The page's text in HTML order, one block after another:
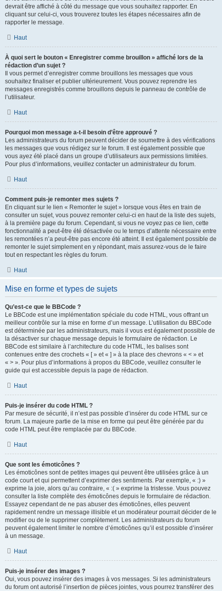
devrait être affiché à côté du message que vous souhaitez rapporter. En
cliquant sur celui-ci, vous trouverez toutes les étapes nécessaires afin de
rapporter le message.
Haut
À quoi sert le bouton « Enregistrer comme brouillon » affiché lors de la
rédaction d’un sujet ?
Il vous permet d’enregistrer comme brouillons les messages que vous
souhaitez finaliser et publier ultérieurement. Vous pouvez reprendre les
messages enregistrés comme brouillons depuis le panneau de contrôle de
l’utilisateur.
Haut
Pourquoi mon message a-t-il besoin d’être approuvé ?
Les administrateurs du forum peuvent décider de soumettre à des vérifications
les messages que vous rédigez sur le forum. Il est également possible que
vous ayez été placé dans un groupe d’utilisateurs aux permissions limitées.
Pour plus d’informations, veuillez contacter un administrateur du forum.
Haut
Comment puis-je remonter mes sujets ?
En cliquant sur le lien « Remonter le sujet » lorsque vous êtes en train de
consulter un sujet, vous pouvez remonter celui-ci en haut de la liste des sujets,
à la première page du forum. Cependant, si vous ne voyez pas ce lien, cette
fonctionnalité a peut-être été désactivée ou le temps d’attente nécessaire entre
les remontées n’a peut-être pas encore été atteint. Il est également possible de
remonter le sujet simplement en y répondant, mais assurez-vous de le faire
tout en respectant les règles du forum.
Haut
Mise en forme et types de sujets
Qu’est-ce que le BBCode ?
Le BBCode est une implémentation spéciale du code HTML, vous offrant un
meilleur contrôle sur la mise en forme d’un message. L’utilisation du BBCode
est déterminée par les administrateurs, mais il vous est également possible de
la désactiver sur chaque message depuis le formulaire de rédaction. Le
BBCode est similaire à l’architecture du code HTML, les balises sont
contenues entre des crochets « [ » et « ] » à la place des chevrons « < » et
« > ». Pour plus d’informations à propos du BBCode, veuillez consulter le
guide qui est accessible depuis la page de rédaction.
Haut
Puis-je insérer du code HTML ?
Par mesure de sécurité, il n’est pas possible d’insérer du code HTML sur ce
forum. La majeure partie de la mise en forme qui peut être générée par du
code HTML peut être remplacée par du BBCode.
Haut
Que sont les émoticônes ?
Les émoticônes sont de petites images qui peuvent être utilisées grâce à un
code court et qui permettent d’exprimer des sentiments. Par exemple, « :) »
exprime la joie, alors qu’au contraire, « :( » exprime la tristesse. Vous pouvez
consulter la liste complète des émoticônes depuis le formulaire de rédaction.
Essayez cependant de ne pas abuser des émoticônes, elles peuvent
rapidement rendre un message illisible et un modérateur pourrait décider de le
modifier ou de le supprimer complètement. Les administrateurs du forum
peuvent également limiter le nombre d’émoticônes qu’il est possible d’insérer
à un message.
Haut
Puis-je insérer des images ?
Oui, vous pouvez insérer des images à vos messages. Si les administrateurs
du forum ont autorisé l’insertion de pièces jointes, vous pourrez transférer des